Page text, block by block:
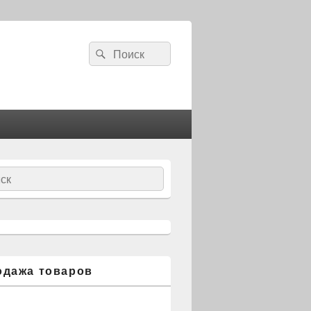
Search
for:
Search
товаров